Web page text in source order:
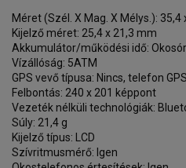
Méret (Szél. X Mag. X Mélys.): 35,4
Kijelző méret: 25,4 x 21,3 mm
Akkumulátor/működési idő:
Vízállóság: 5ATM
GPS vevő típusa: Nincs, telefon
Felbontás: 240 x 201 képpont
Vezeték nélküli technológiák:
Súly: 21,4 g
Kijelző típus: LCD
Szívritmusmérő: Igen